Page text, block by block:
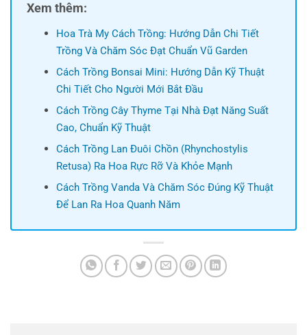
Xem thêm:
Hoa Trà My Cách Trồng: Hướng Dẫn Chi Tiết
Trồng Và Chăm Sóc Đạt Chuẩn Vũ Garden
Cách Trồng Bonsai Mini: Hướng Dẫn Kỹ Thuật
Chi Tiết Cho Người Mới Bắt Đầu
Cách Trồng Cây Thyme Tại Nhà Đạt Năng Suất
Cao, Chuẩn Kỹ Thuật
Cách Trồng Lan Đuôi Chồn (Rhynchostylis
Retusa) Ra Hoa Rực Rỡ Và Khỏe Mạnh
Cách Trồng Vanda Và Chăm Sóc Đúng Kỹ Thuật
Để Lan Ra Hoa Quanh Năm